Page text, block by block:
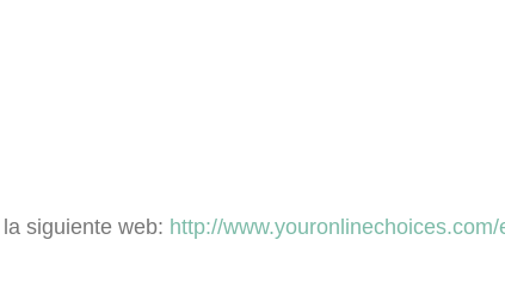
siguiente web: http://www.youronlinechoices.com/